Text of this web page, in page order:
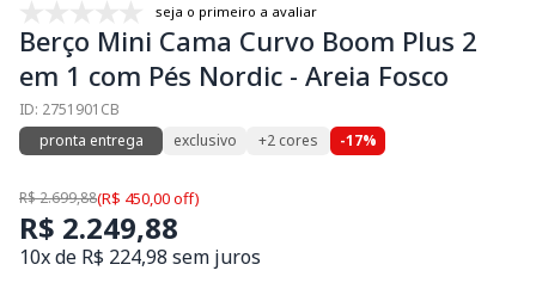
seja o primeiro a avaliar
Berço Mini Cama Curvo Boom Plus 2
em 1 com Pés Nordic - Areia Fosco
ID: 2751901CB
pronta entrega
exclusivo +2 cores -17%
R$ 2.699,88(R$ 450,00 off)
R$ 2.249,88
10x de R$ 224,98 sem juros